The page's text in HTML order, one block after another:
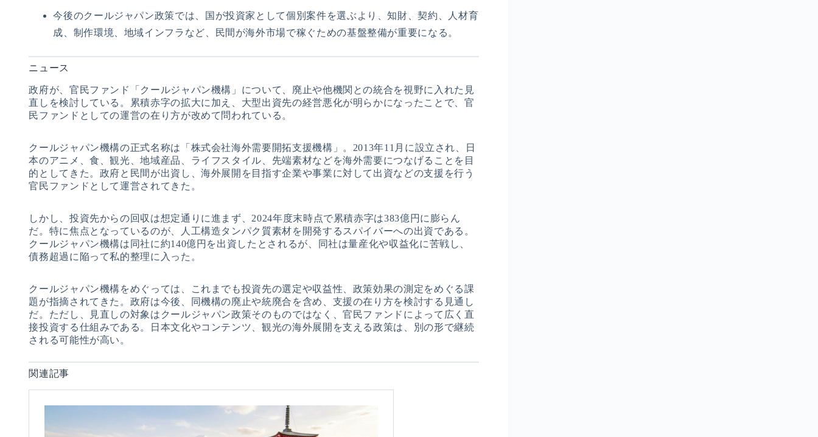
今後のクールジャパン政策では、国が投資家として個別案件を選ぶより、知財、契約、人材育
成、制作環境、地域インフラなど、民間が海外市場で稼ぐための基盤整備が重要になる。
ニュース
政府が、官民ファンド「クールジャパン機構」について、廃止や他機関との統合を視野に入れた見
直しを検討している。累積赤字の拡大に加え、大型出資先の経営悪化が明らかになったことで、官
民ファンドとしての運営の在り方が改めて問われている。
クールジャパン機構の正式名称は「株式会社海外需要開拓支援機構」。2013年11月に設立され、日
本のアニメ、食、観光、地域産品、ライフスタイル、先端素材などを海外需要につなげることを目
的としてきた。政府と民間が出資し、海外展開を目指す企業や事業に対して出資などの支援を行う
官民ファンドとして運営されてきた。
しかし、投資先からの回収は想定通りに進まず、2024年度末時点で累積赤字は383億円に膨らん
だ。特に焦点となっているのが、人工構造タンパク質素材を開発するスパイバーへの出資である。
クールジャパン機構は同社に約140億円を出資したとされるが、同社は量産化や収益化に苦戦し、
債務超過に陥って私的整理に入った。
クールジャパン機構をめぐっては、これまでも投資先の選定や収益性、政策効果の測定をめぐる課
題が指摘されてきた。政府は今後、同機構の廃止や統廃合を含め、支援の在り方を検討する見通し
だ。ただし、見直しの対象はクールジャパン政策そのものではなく、官民ファンドによって広く直
接投資する仕組みである。日本文化やコンテンツ、観光の海外展開を支える政策は、別の形で継続
される可能性が高い。
関連記事